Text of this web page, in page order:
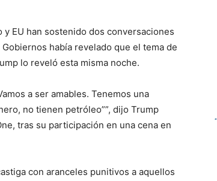
y EU han sostenido dos conversaciones
había revelado que el tema de
lo reveló esta misma noche.
a ser amables. Tenemos una
no tienen petróleo””, dijo Trump
tras su participación en una cena en
con aranceles punitivos a aquellos